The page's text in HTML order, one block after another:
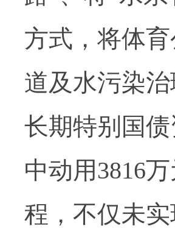
方式，将体
道及水污染
长期特别国
中动用3816
程，不仅未